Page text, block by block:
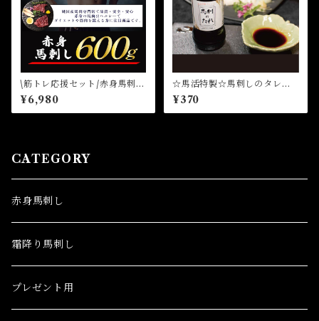
\筋トレ応援セット/赤身馬刺し
６パックセット600g 国産馬
刺し 赤身馬刺し 熊本県産
馬刺し 純国産馬刺し
¥6,980
☆馬活特製☆馬刺しのタレ☆
ニンニク風味
¥370
CATEGORY
赤身馬刺し
霜降り馬刺し
プレゼント用